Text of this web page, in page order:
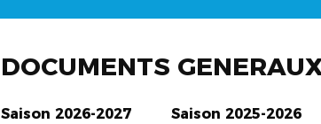
DOCUMENTS
Saison 2026-2027 Saison 2025-2026